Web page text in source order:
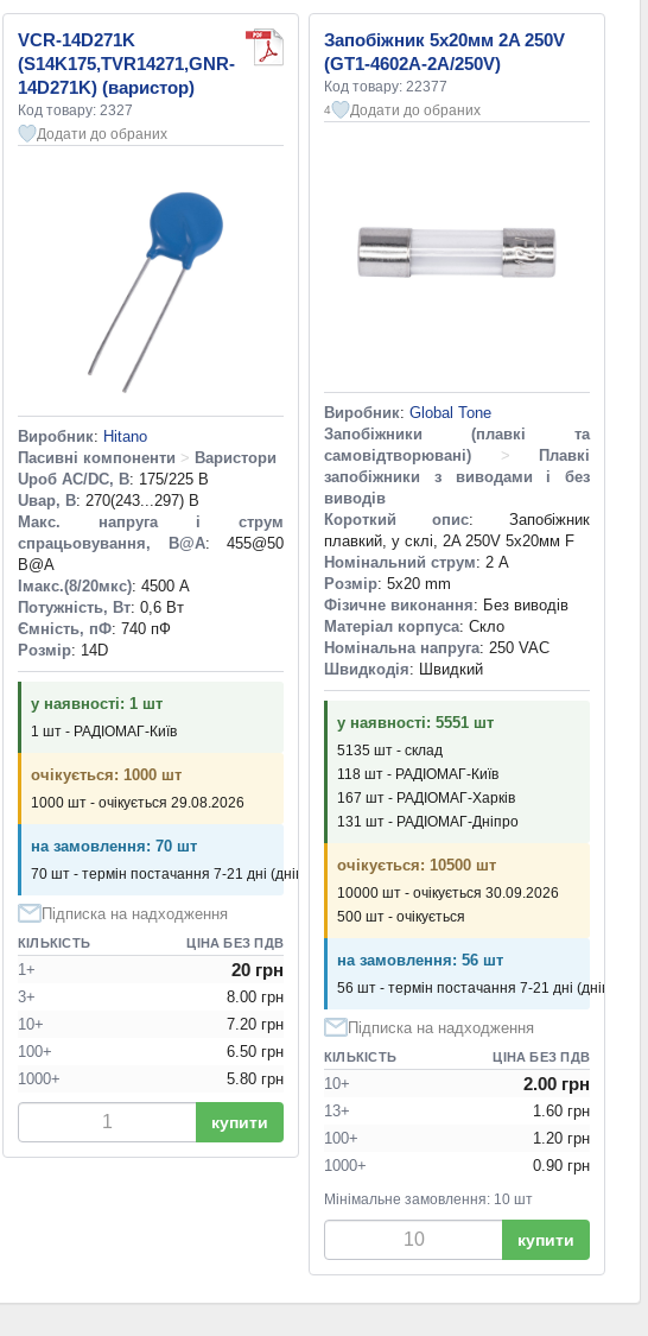
VCR-14D271K
(S14K175,TVR14271,GNR-
14D271K) (варистор)
Код товару: 2327
Додати до обраних
Виробник: Hitano
Пасивні компоненти > Варистори
Uроб AC/DC, В: 175/225 В
Uвар, В: 270(243...297) В
Макс. напруга і струм
спрацьовування, В@A: 455@50
B@A
Iмакс.(8/20мкс): 4500 А
Потужність, Вт: 0,6 Вт
Ємність, пФ: 740 пФ
Розмір: 14D
у наявності: 1 шт
1 шт - РАДІОМАГ-Київ
очікується: 1000 шт
1000 шт - очікується 29.08.2026
на замовлення: 70 шт
70 шт - термін постачання 7-21 дні (днів)
Підписка на надходження
КІЛЬКІСТЬ ЦІНА БЕЗ ПДВ
1+ 20 грн
3+
8.00 грн
10+
7.20 грн
100+
6.50 грн
1000+
5.80 грн
купити
Запобіжник 5х20мм 2A 250V
(GT1-4602A-2A/250V)
Код товару: 22377
4 Додати до обраних
Виробник: Global Tone
Запобіжники (плавкі та
самовідтворювані)
>
Плавкі
запобіжники з виводами і без
виводів
Короткий опис: Запобіжник
плавкий, у склі, 2A 250V 5х20мм F
Номінальний струм: 2 А
Розмір: 5x20 mm
Фізичне виконання: Без виводів
Матеріал корпуса: Скло
Номінальна напруга: 250 VAC
Швидкодія: Швидкий
у наявності: 5551 шт
5135 шт - склад
118 шт - РАДІОМАГ-Київ
167 шт - РАДІОМАГ-Харків
131 шт - РАДІОМАГ-Дніпро
очікується: 10500 шт
10000 шт - очікується 30.09.2026
500 шт - очікується
на замовлення: 56 шт
56 шт - термін постачання 7-21 дні (днів)
Підписка на надходження
КІЛЬКІСТЬ ЦІНА БЕЗ ПДВ
10+ 2.00 грн
13+
1.60 грн
100+
1.20 грн
1000+
0.90 грн
Мінімальне замовлення: 10 шт
купити